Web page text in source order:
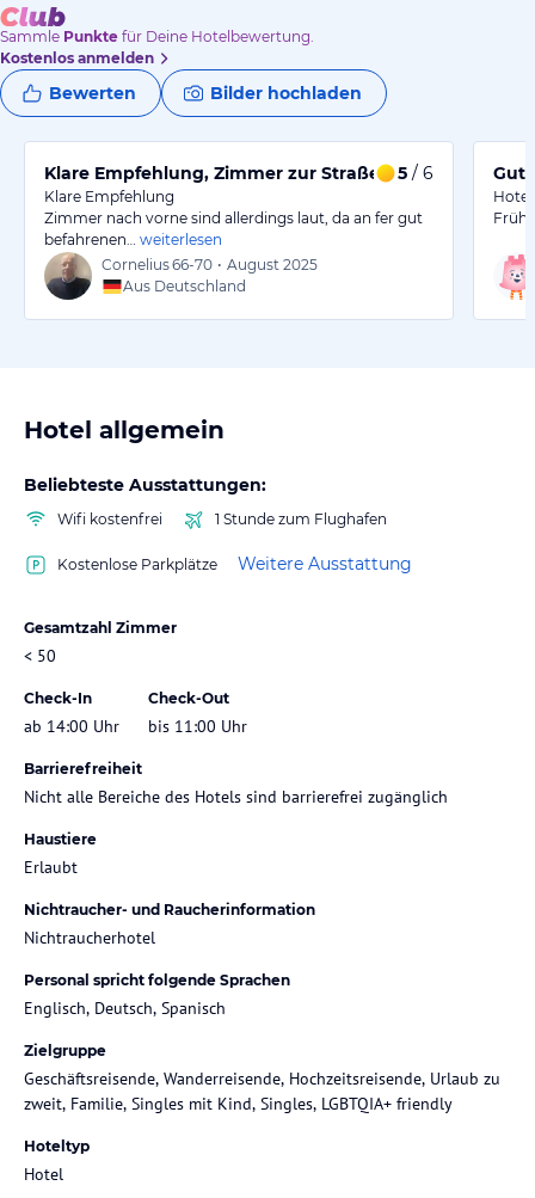
Sammle Punkte für Deine Hotelbewertung.
Kostenlos anmelden
Bewerten Bilder hochladen
Klare Empfehlung, Zimmer zur Straße allerdings laut
5 / 6
Klare Empfehlung
Zimmer nach vorne sind allerdings laut, da an fer gut
befahrenen…
weiterlesen
Cornelius66-70 • August 2025
Aus Deutschland
Hotel allgemein
Beliebteste Ausstattungen:
Wifi kostenfrei 1 Stunde zum Flughafen
Kostenlose Parkplätze Weitere Ausstattung
Gesamtzahl Zimmer
< 50
Check-In
ab 14:00 Uhr
Check-Out
bis 11:00 Uhr
Barrierefreiheit
Nicht alle Bereiche des Hotels sind barrierefrei zugänglich
Haustiere
Erlaubt
Nichtraucher- und Raucherinformation
Nichtraucherhotel
Personal spricht folgende Sprachen
Englisch, Deutsch, Spanisch
Zielgruppe
Geschäftsreisende, Wanderreisende, Hochzeitsreisende, Urlaub zu
zweit, Familie, Singles mit Kind, Singles, LGBTQIA+ friendly
Hoteltyp
Hotel